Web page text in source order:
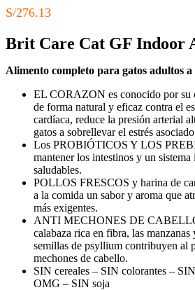
S/276.13
Brit Care Cat GF Indoor
Alimento completo para gatos adultos a
EL CORAZON es conocido por su
de forma natural y eficaz contra el
cardíaca, reduce la presión arterial
gatos a sobrellevar el estrés
Los PROBIÓTICOS Y LOS
mantener los intestinos y un
saludables.
POLLOS FRESCOS y harina de
a la comida un sabor y aroma que
más exigentes.
ANTI MECHONES DE
calabaza rica en fibra, las manzanas
semillas de psyllium contribuyen al
mechones de cabello.
SIN cereales – SIN colorantes –
OMG – SIN soja